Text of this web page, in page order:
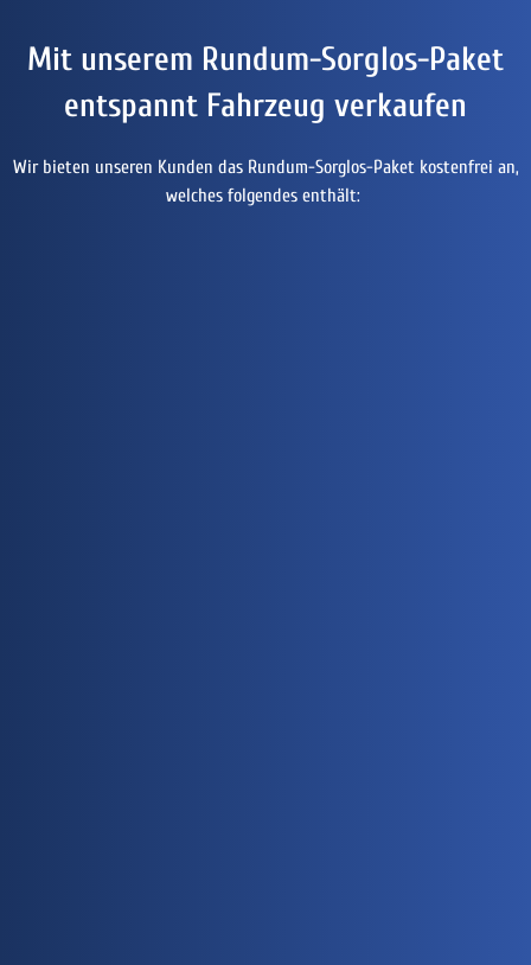
Mit unserem Rundum-Sorglos-Paket
entspannt Fahrzeug verkaufen
Wir bieten unseren Kunden das Rundum-Sorglos-Paket kostenfrei an,
welches folgendes enthält: